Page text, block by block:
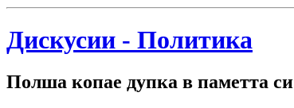
Дискусии - Политика
Полша копае дупка в паметта си